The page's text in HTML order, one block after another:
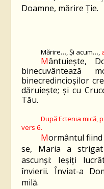
Doamne, mărire Ție.
Mărire…,Și acum…,
Mântuiește,
binecuvântează
binecredincioșilor
dăruiește; și cu
Tău.
După Ectenia mică,
vers6.
Mormântul
se, Maria a
ascunşi: Ieşiţi
învierii. Înviat-a
milă.